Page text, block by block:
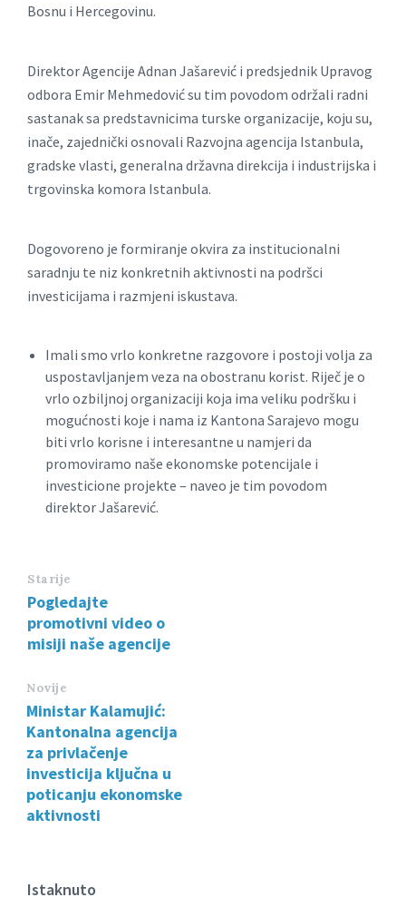
Bosnu i Hercegovinu.
Direktor Agencije Adnan Jašarević i predsjednik Upravog
odbora Emir Mehmedović su tim povodom održali radni
sastanak sa predstavnicima turske organizacije, koju su,
inače, zajednički osnovali Razvojna agencija Istanbula,
gradske vlasti, generalna državna direkcija i industrijska i
trgovinska komora Istanbula.
Dogovoreno je formiranje okvira za institucionalni
saradnju te niz konkretnih aktivnosti na podršci
investicijama i razmjeni iskustava.
Imali smo vrlo konkretne razgovore i postoji volja za
uspostavljanjem veza na obostranu korist. Riječ je o
vrlo ozbiljnoj organizaciji koja ima veliku podršku i
mogućnosti koje i nama iz Kantona Sarajevo mogu
biti vrlo korisne i interesantne u namjeri da
promoviramo naše ekonomske potencijale i
investicione projekte – naveo je tim povodom
direktor Jašarević.
Starije
Pogledajte
promotivni video o
misiji naše agencije
Novije
Ministar Kalamujić:
Kantonalna agencija
za privlačenje
investicija ključna u
poticanju ekonomske
aktivnosti
Istaknuto